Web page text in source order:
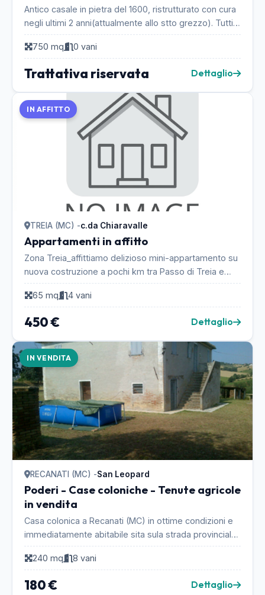
Antico casale in pietra del 1600, ristrutturato con cura
negli ultimi 2 anni(attualmente allo stto grezzo). Tutti i
solai sono costituiti da travi e t...
750 mq
0 vani
Trattativa riservata Dettaglio
IN AFFITTO
TREIA (MC) -c.da Chiaravalle
Appartamenti in affitto
Zona Treia_affittiamo delizioso mini-appartamento su
nuova costruzione a pochi km tra Passo di Treia e
Villa Potenza. Suddiviso in cucina, soggiorno,...
65 mq
4 vani
450 € Dettaglio
IN VENDITA
RECANATI (MC) -San Leopard
Poderi - Case coloniche - Tenute agricole
in vendita
Casa colonica a Recanati (MC) in ottime condizioni e
immediatamente abitabile sita sula strada provinciale
77 nei pressi di San Leopardo. 2 piani di 1...
240 mq
8 vani
180 € Dettaglio